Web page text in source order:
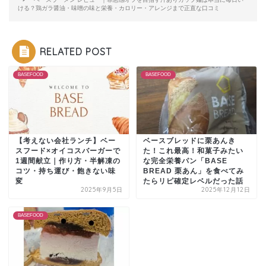
ける？鶏ガラ醤油・味噌の味と栄養・カロリー・アレンジまで正直な口コミ
RELATED POST
BASEFOOD
【考えない会社ランチ】ベー
スフード×オイコスバーガーで
1週間献立｜作り方・半解凍の
コツ・持ち運び・飽きない味
変
2025年9月5日
BASEFOOD
ベースブレッドに栗あんき
た！これ最高！和菓子みたい
な完全栄養パン「BASE
BREAD 栗あん」を食べてみ
たらリピ確定レベルだった話
2025年12月12日
BASEFOOD